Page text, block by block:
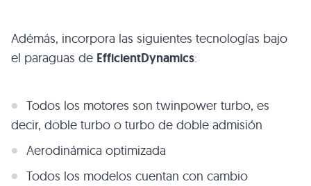
Adémás, incorpora las siguientes tecnologías bajo
el paraguas de EfficientDynamics:
Todos los motores son twinpower turbo, es
decir, doble turbo o turbo de doble admisión
Aerodinámica optimizada
Todos los modelos cuentan con cambio